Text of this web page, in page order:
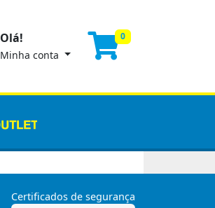
Olá!
Minha conta
0
Certificados de segurança